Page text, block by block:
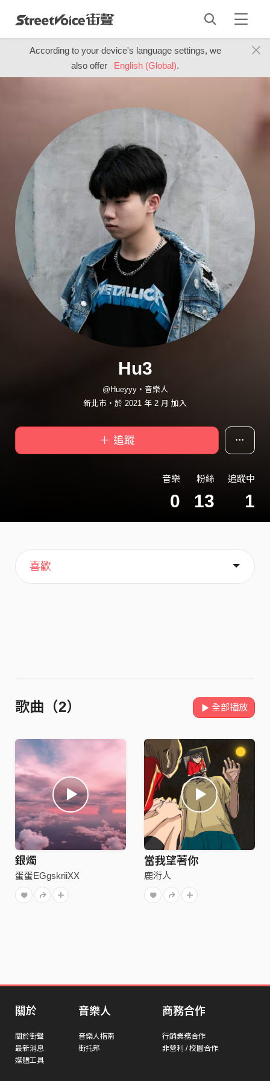
According to your device's language settings, we
also offer
English (Global).
Hu3
@Hueyyy・音樂人
新北市・於 2021 年 2 月 加入
＋ 追蹤
音樂
0
粉絲
13
追蹤中
1
主頁
歌單
喜歡
關於
歌曲（2） 全部播放
銀燭
蛋蛋EGgskriiXX
當我望著你
鹿洐人
關於
關於街聲
最新消息
媒體工具
音樂人
音樂人指南
街托邦
商務合作
行銷業務合作
非營利 / 校園合作